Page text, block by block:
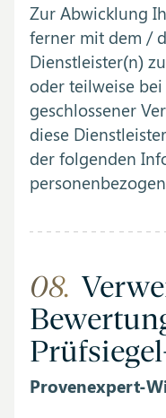
Zur Abwicklung
ferner mit dem /
Dienstleister(n)
oder teilweise
geschlossener
diese
der folgenden
08.
Provenexpert-